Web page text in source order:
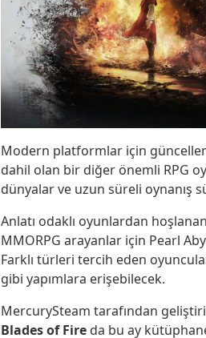
Modern platformlar için
dahil olan bir diğer önemli RPG
dünyalar ve uzun süreli oynanış
Anlatı odaklı oyunlardan
MMORPG arayanlar için Pearl
Farklı türleri tercih eden
gibi yapımlara erişebilecek.
MercurySteam tarafından
Blades of Fire da bu ay